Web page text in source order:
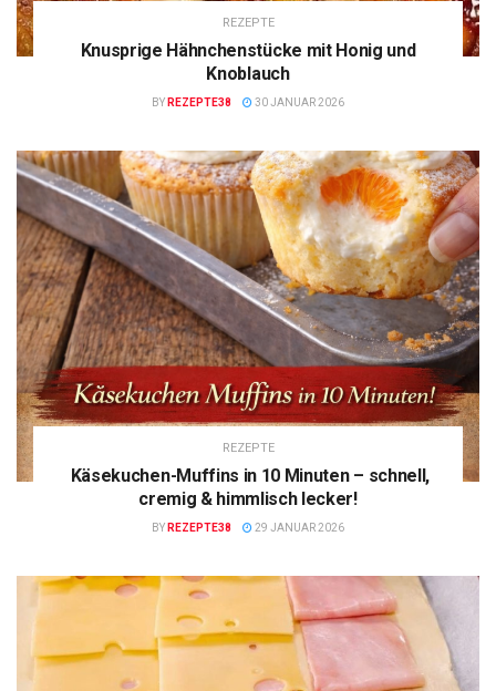
REZEPTE
Knusprige Hähnchenstücke mit Honig und
Knoblauch
BY REZEPTE38 30 JANUAR 2026
REZEPTE
Käsekuchen-Muffins in 10 Minuten – schnell,
cremig & himmlisch lecker!
BY REZEPTE38 29 JANUAR 2026